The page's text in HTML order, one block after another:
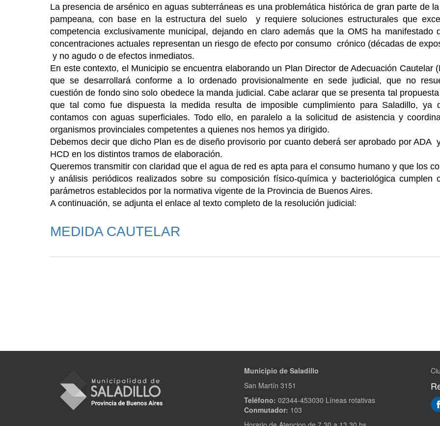
La presencia de arsénico en aguas subterráneas es una problemática histórica de gran parte de
pampeana, con base en la estructura del suelo y requiere soluciones estructurales que
competencia exclusivamente municipal, dejando en claro además que la OMS ha manifestado
concentraciones actuales representan un riesgo de efecto por consumo crónico (décadas de
y no agudo o de efectos inmediatos.
En este contexto, el Municipio se encuentra elaborando un Plan Director de Adecuación Cautelar
que se desarrollará conforme a lo ordenado provisionalmente en sede judicial, que no
cuestión de fondo sino solo obedece la manda judicial. Cabe aclarar que se presenta tal
que tal como fue dispuesta la medida resulta de imposible cumplimiento para Saladillo, ya
contamos con aguas superficiales. Todo ello, en paralelo a la solicitud de asistencia y
organismos provinciales competentes a quienes nos hemos ya dirigido.
Debemos decir que dicho Plan es de diseño provisorio por cuanto deberá ser aprobado por ADA
HCD en los distintos tramos de elaboración.
Queremos transmitir con claridad que el agua de red es apta para el consumo humano y que los
y análisis periódicos realizados sobre su composición físico-química y bacteriológica cumplen
parámetros establecidos por la normativa vigente de la Provincia de Buenos Aires.
A continuación, se adjunta el enlace al texto completo de la resolución judicial:
MEDIDA CAUTELAR
Municipio de Saladillo
San Martín 3151
Teléfono: 02344-453030 Líneas rotativas
Conmutador: 103